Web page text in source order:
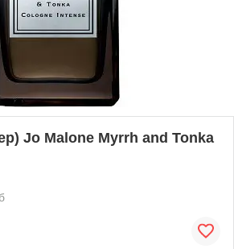
Jo Malone Myrrh and Tonka